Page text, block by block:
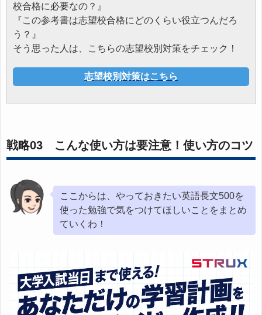
校合格に必要なの？』
『この参考書は志望校合格にどのくらい役立つんだろ
う？』
そう思った人は、こちらの志望校別対策をチェック！
志望校別対策はこちら
戦略03 こんな使い方は要注意！使い方のコツ
ここからは、やっておきたい英語長文500を
使った勉強で気をつけてほしいことをまとめ
ていくわ！